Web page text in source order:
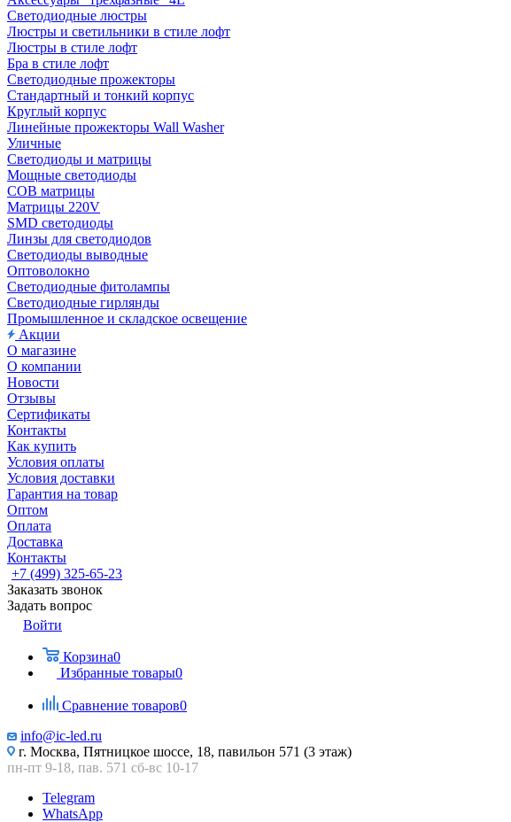
Светодиодные люстры
Люстры и светильники в стиле лофт
Люстры в стиле лофт
Бра в стиле лофт
Светодиодные прожекторы
Стандартный и тонкий корпус
Круглый корпус
Линейные прожекторы Wall Washer
Уличные
Светодиоды и матрицы
Мощные светодиоды
COB матрицы
Матрицы 220V
SMD светодиоды
Линзы для светодиодов
Светодиоды выводные
Оптоволокно
Светодиодные фитолампы
Светодиодные гирлянды
Промышленное и складское освещение
Акции
О магазине
О компании
Новости
Отзывы
Сертификаты
Контакты
Как купить
Условия оплаты
Условия доставки
Гарантия на товар
Оптом
Оплата
Доставка
Контакты
+7 (499) 325-65-23
Заказать звонок
Задать вопрос
Войти
Корзина0
Избранные товары0
Сравнение товаров0
info@ic-led.ru
г. Москва, Пятницкое шоссе, 18, павильон 571 (3 этаж)
пн-пт 9-18, пав. 571 сб-вс 10-17
Telegram
WhatsApp